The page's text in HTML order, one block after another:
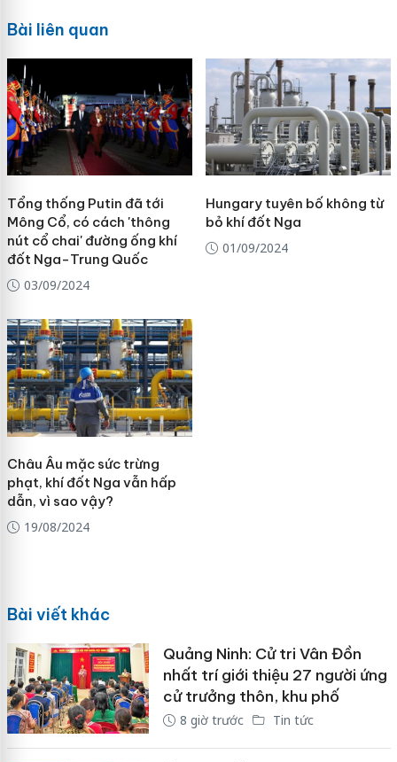
Bài liên quan
Tổng thống Putin đã tới
Mông Cổ, có cách 'thông
nút cổ chai' đường ống khí
đốt Nga-Trung Quốc
03/09/2024
Hungary tuyên bố không từ
bỏ khí đốt Nga
01/09/2024
Châu Âu mặc sức trừng
phạt, khí đốt Nga vẫn hấp
dẫn, vì sao vậy?
19/08/2024
Bài viết khác
Quảng Ninh: Cử tri Vân Đồn
nhất trí giới thiệu 27 người ứng
cử trưởng thôn, khu phố
8 giờ trước Tin tức